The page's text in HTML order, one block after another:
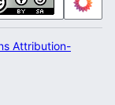
Attribution-